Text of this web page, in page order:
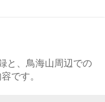
と、鳥海山周辺での
です。